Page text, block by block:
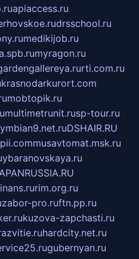
apiaccess.ru
drsschool.ru
medikijob.ru
myragon.ru
rti.com.ru
krasnodarkurort.com
mobtopik.ru
multimetrunit.rusp-tour.ru
DSHAIR.RU
musavtomat.msk.ru
ybaranovskaya.ru
rim.org.ru
zabor-pro.ruftn.pp.ru
kuzova-zapchasti.ru
hardcity.net.ru
gubernyan.ru